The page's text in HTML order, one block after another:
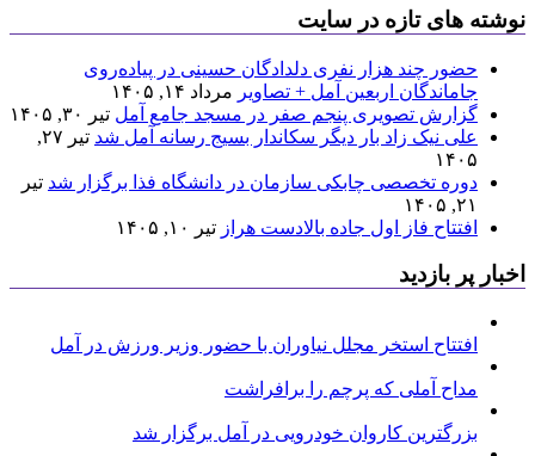
نوشته های تازه در سایت
حضور چند هزار نفری دلدادگان حسینی در پیاده‌روی
جاماندگان اربعین آمل + تصاویر مرداد ۱۴, ۱۴۰۵
گزارش تصویری پنجم صفر در مسجد جامع آمل تیر ۳۰, ۱۴۰۵
علی نیک زاد بار دیگر سکاندار بسیج رسانه آمل شد
تیر ۲۷,
۱۴۰۵
دوره تخصصی چابکی سازمان در دانشگاه فذا برگزار شد تیر
۲۱, ۱۴۰۵
افتتاح فاز اول جاده بالادست هراز تیر ۱۰, ۱۴۰۵
اخبار پر بازدید
افتتاح استخر مجلل نیاوران با حضور وزیر ورزش در آمل
مداح آملی که پرچم را برافراشت
بزرگترین کاروان خودرویی در آمل برگزار شد